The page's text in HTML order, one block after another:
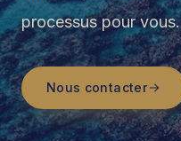
processus pour vous.
Nous contacter